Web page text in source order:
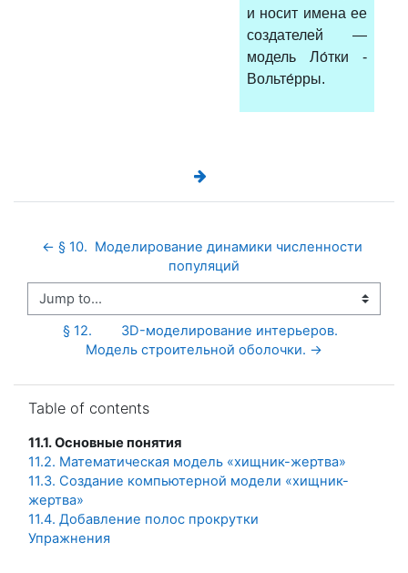
и носит имена ее
создателей —
модель Ло́тки -
Вольте́рры.
← § 10.  Моделирование динамики численности
популяций
Jump to...
§ 12.	3D-моделирование интерьеров.
Модель строительной оболочки. →
Table of contents
11.1. Основные понятия
11.2. Математическая модель «хищник-жертва»
11.3. Создание компьютерной модели «хищник-
жертва»
11.4. Добавление полос прокрутки
Упражнения